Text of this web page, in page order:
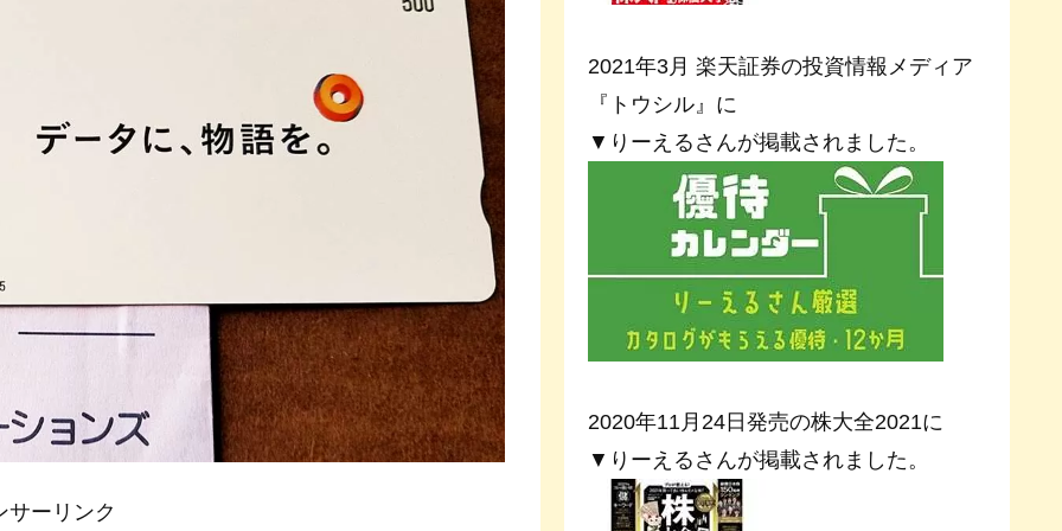
サーリンク
2021年3月 楽天証券の投資情報メディア
『トウシル』に
▼りーえるさんが掲載されました。
2020年11月24日発売の株大全2021に
▼りーえるさんが掲載されました。